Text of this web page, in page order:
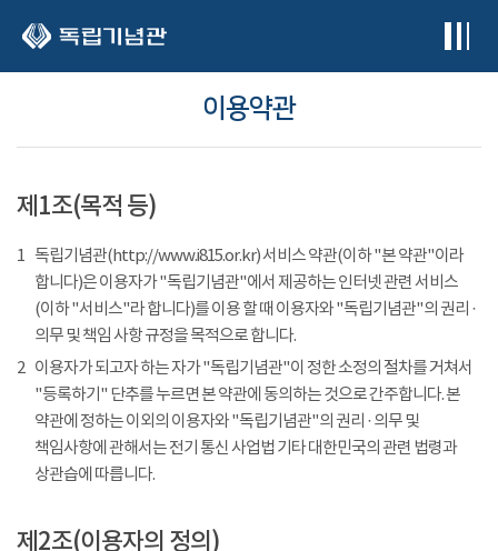
이용약관
제1조(목적 등)
1 독립기념관(http://www.i815.or.kr) 서비스 약관(이하 "본 약관"이라
합니다)은 이용자가 "독립기념관"에서 제공하는 인터넷 관련 서비스
(이하 "서비스"라 합니다)를 이용 할 때 이용자와 "독립기념관"의 권리 ·
의무 및 책임 사항 규정을 목적으로 합니다.
2 이용자가 되고자 하는 자가 "독립기념관"이 정한 소정의 절차를 거쳐서
"등록하기" 단추를 누르면 본 약관에 동의하는 것으로 간주합니다. 본
약관에 정하는 이외의 이용자와 "독립기념관"의 권리 · 의무 및
책임사항에 관해서는 전기 통신 사업법 기타 대한민국의 관련 법령과
상관습에 따릅니다.
제2조(이용자의 정의)